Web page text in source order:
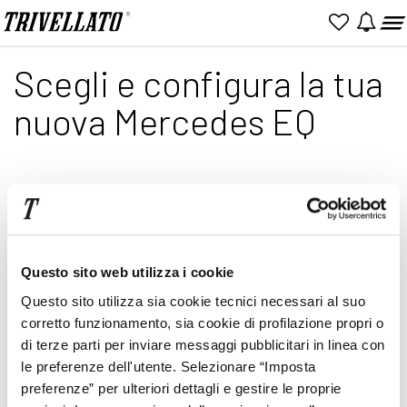
Questo sito web utilizza i cookie
Questo sito utilizza sia cookie tecnici necessari al suo
corretto funzionamento, sia cookie di profilazione propri o
di terze parti per inviare messaggi pubblicitari in linea con
le preferenze dell'utente. Selezionare “Imposta
preferenze” per ulteriori dettagli e gestire le proprie
Home Configuratore
Scegli e configura la tua
nuova Mercedes EQ
Prezzo IVA inclusa. Configurazione e informazioni puramente
indicative, da finalizzare in fase di acquisto nelle pagine
successive. Prezzi di listino da intendersi IVA e MIS incluse, IPT,
Caratteristiche e colori possono differire da quanto
rappresentato.